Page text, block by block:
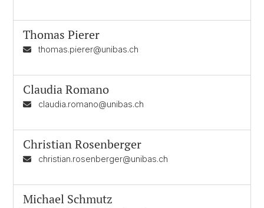
Thomas Pierer
thomas.pierer@unibas.ch
Claudia Romano
claudia.romano@unibas.ch
Christian Rosenberger
christian.rosenberger@unibas.ch
Michael Schmutz